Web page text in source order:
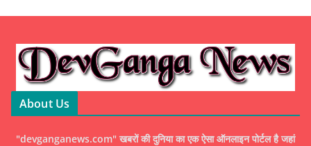
About Us
"devganganews.com" खबरों की दुनिया का एक ऐसा ऑनलाइन पोर्टल है जहां